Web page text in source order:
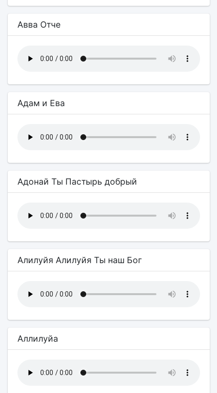
Авва Отче
Адам и Ева
Адонай Ты Пастырь добрый
Алилуйя Алилуйя Ты наш Бог
Аллилуйа